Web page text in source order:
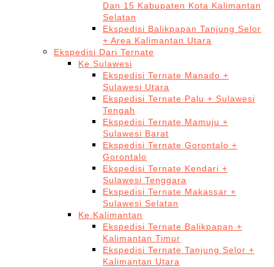
Dan 15 Kabupaten Kota Kalimantan
Selatan
Ekspedisi Balikpapan Tanjung Selor
+ Area Kalimantan Utara
Ekspedisi Dari Ternate
Ke Sulawesi
Ekspedisi Ternate Manado +
Sulawesi Utara
Ekspedisi Ternate Palu + Sulawesi
Tengah
Ekspedisi Ternate Mamuju +
Sulawesi Barat
Ekspedisi Ternate Gorontalo +
Gorontalo
Ekspedisi Ternate Kendari +
Sulawesi Tenggara
Ekspedisi Ternate Makassar +
Sulawesi Selatan
Ke Kalimantan
Ekspedisi Ternate Balikpapan +
Kalimantan Timur
Ekspedisi Ternate Tanjung Selor +
Kalimantan Utara